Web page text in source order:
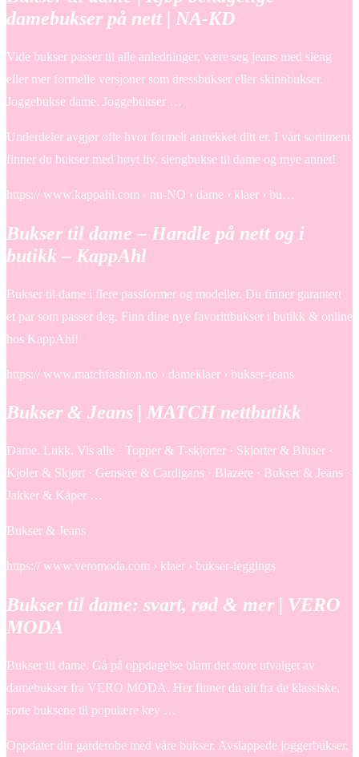
damebukser på nett | NA-KD
Vide bukser passer til alle anledninger, være seg jeans med sleng
eller mer formelle versjoner som dressbukser eller skinnbukser.
Joggebukse dame. Joggebukser …
Underdeler avgjør ofte hvor formelt antrekket ditt er. I vårt sortiment
finner du bukser med høyt liv, slengbukse til dame og mye annet!
https:// www.kappahl.com › nn-NO › dame › klaer › bu…
Bukser til dame – Handle på nett og i
butikk – KappAhl
Bukser til dame i flere passformer og modeller. Du finner garantert
et par som passer deg. Finn dine nye favorittbukser i butikk & online
hos KappAhl!
https:// www.matchfashion.no › dameklaer › bukser-jeans
Bukser & Jeans | MATCH nettbutikk
Dame. Lukk. Vis alle · Topper & T-skjorter · Skjorter & Bluser ·
Kjoler & Skjørt · Gensere & Cardigans · Blazere · Bukser & Jeans ·
Jakker & Kåper …
Bukser & Jeans
https:// www.veromoda.com › klaer › bukser-leggings
Bukser til dame: svart, rød & mer | VERO
MODA
Bukser til dame. Gå på oppdagelse blant det store utvalget av
damebukser fra VERO MODA. Her finner du alt fra de klassiske,
sorte buksene til populære key …
Oppdater din garderobe med våre bukser. Avslappede joggerbukser,